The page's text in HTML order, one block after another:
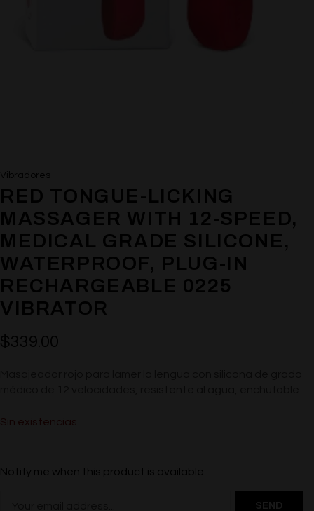
Vibradores
RED TONGUE-LICKING
MASSAGER WITH 12-SPEED,
MEDICAL GRADE SILICONE,
WATERPROOF, PLUG-IN
RECHARGEABLE 0225
VIBRATOR
$339.00
Sin existencias
Notify me when this product is available: